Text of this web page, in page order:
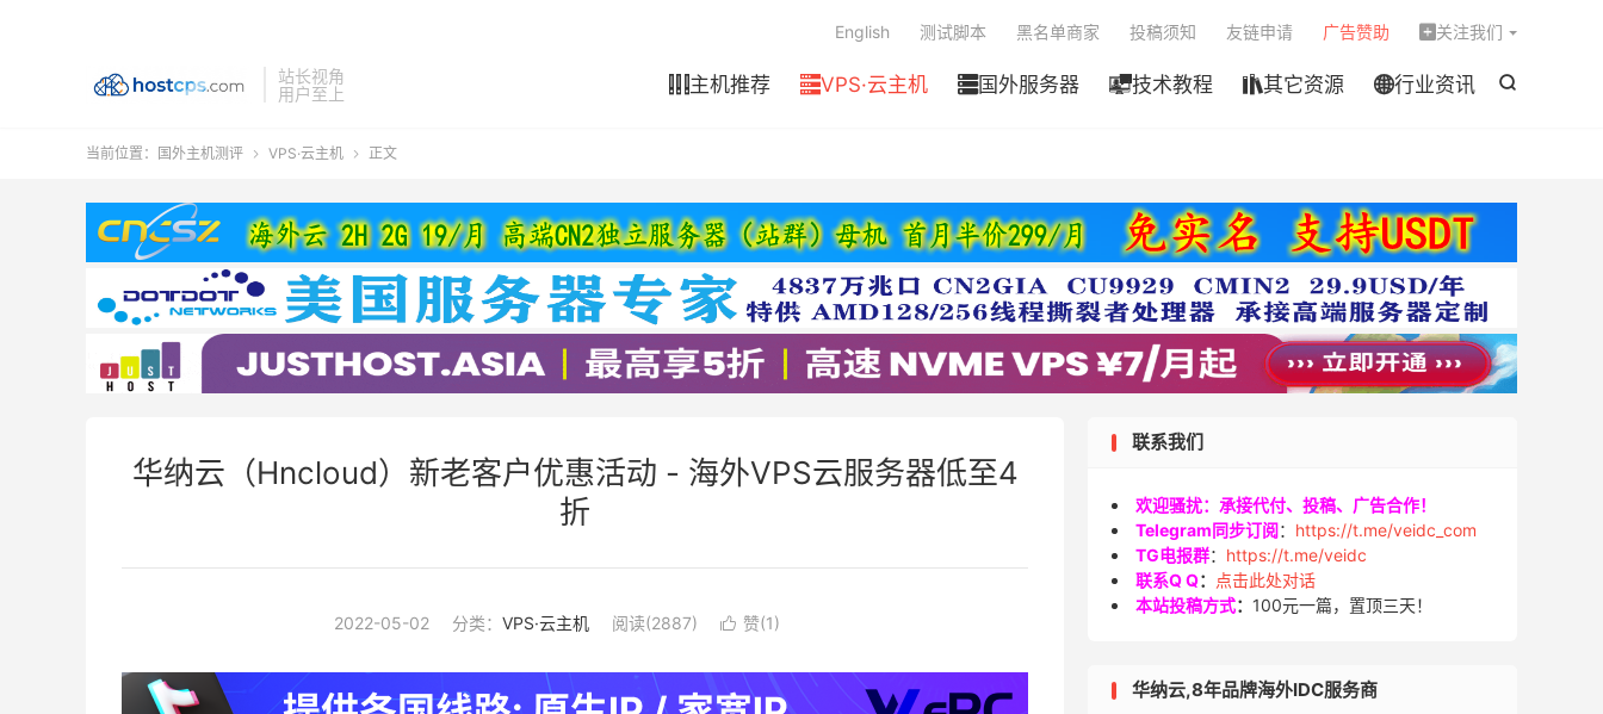
站长视角
用户至上

主机推荐 VPS·云主机 国外服务器 技术教程 其它资源 行业资讯
English 测试脚本 黑名单商家 投稿须知 友链申请 广告赞助  关注我们
当前位置： 国外主机测评  VPS·云主机  正文
华纳云（Hncloud）新老客户优惠活动 - 海外VPS云服务器低至4
折
2022-05-02 分类： VPS·云主机 阅读(2887)  赞(1)
联系我们
欢迎骚扰：承接代付、投稿、广告合作！
Telegram同步订阅： https://t.me/veidc_com
TG电报群： https://t.me/veidc
联系Q Q：
点击此处对话
本站投稿方式： 100元一篇，置顶三天！
华纳云,8年品牌海外IDC服务商